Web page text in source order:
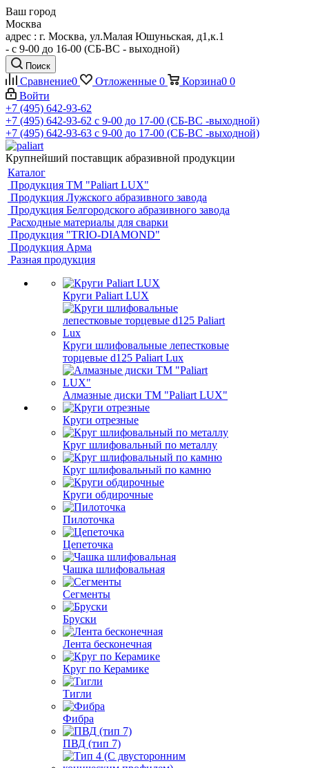
Ваш город
Москва
адрес : г. Москва, ул.Малая Юшуньская, д1,к.1
- c 9-00 до 16-00 (СБ-ВС - выходной)
Поиск
Сравнение0 Отложенные 0 Корзина0 0
Войти
+7 (495) 642-93-62
+7 (495) 642-93-62 c 9-00 до 17-00 (СБ-ВС -выходной)
+7 (495) 642-93-63 c 9-00 до 17-00 (СБ-ВС -выходной)
Крупнейший поставщик абразивной продукции
Каталог
Продукция ТМ "Paliart LUX"
Продукция Лужского абразивного завода
Продукция Белгородского абразивного завода
Расходные материалы для сварки
Продукция "TRIO-DIAMOND"
Продукция Арма
Разная продукция
Круги Paliart LUX
Круги шлифовальные лепестковые
торцевые d125 Paliart Lux
Алмазные диски ТМ "Paliart LUX"
Круги отрезные
Круг шлифовальный по металлу
Круг шлифовальный по камню
Круги обдирочные
Пилоточка
Цепеточка
Чашка шлифовальная
Сегменты
Бруски
Лента бесконечная
Круг по Керамике
Тигли
Фибра
ПВД (тип 7)